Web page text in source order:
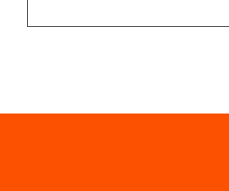
Rahmen einer beruflichen